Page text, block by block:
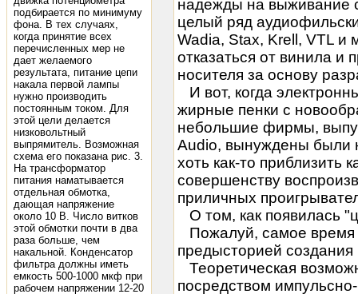
подбирается по минимуму
фона. В тех случаях,
когда принятие всех
перечисленных мер не
дает желаемого
результата, питание цепи
накала первой лампы
нужно производить
постоянным током. Для
этой цели делается
низковольтный
выпрямитель. Возможная
схема его показана рис. 3.
На трансформатор
питания наматывается
отдельная обмотка,
дающая напряжение
около 10 В. Число витков
этой обмотки почти в два
раза больше, чем
накальной. Конденсатор
фильтра должны иметь
емкость 500-1000 мкф при
рабочем напряжении 12-20
надежды на выживание
целый ряд
Wadia, Stax, Krell, VTL и
отказаться от винила и
носителя за основу
И вот, когда
жирные пенки с
небольшие фирмы,
Audio, вынуждены были
хоть как-то приблизить
совершенству
приличных
О том, как появилась
Пожалуй, самое время
предысторией
Теоретическая
посредством